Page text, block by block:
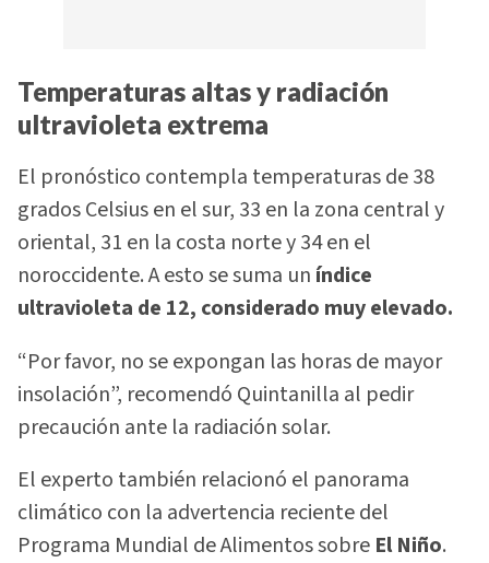
Temperaturas altas y radiación
ultravioleta extrema
El pronóstico contempla temperaturas de 38
grados Celsius en el sur, 33 en la zona central y
oriental, 31 en la costa norte y 34 en el
noroccidente. A esto se suma un índice
ultravioleta de 12, considerado muy elevado.
“Por favor, no se expongan las horas de mayor
insolación”, recomendó Quintanilla al pedir
precaución ante la radiación solar.
El experto también relacionó el panorama
climático con la advertencia reciente del
Programa Mundial de Alimentos sobre El Niño.